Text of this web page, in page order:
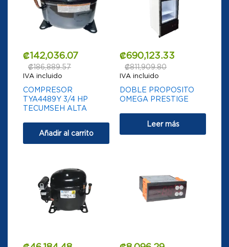
₡142,036.07
₡186,889.57
IVA incluido
COMPRESOR
TYA4489Y 3/4 HP
TECUMSEH ALTA
Añadir al carrito
₡690,123.33
₡811,909.80
IVA incluido
DOBLE PROPOSITO
OMEGA PRESTIGE
Leer más